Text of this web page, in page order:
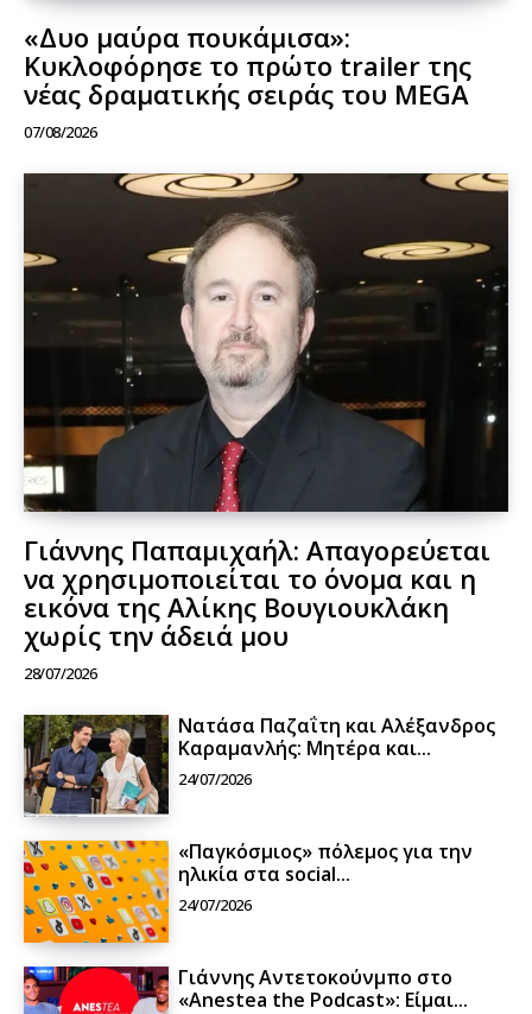
«Δυο μαύρα πουκάμισα»:
Κυκλοφόρησε το πρώτο trailer της
νέας δραματικής σειράς του MEGA
07/08/2026
Γιάννης Παπαμιχαήλ: Απαγορεύεται
να χρησιμοποιείται το όνομα και η
εικόνα της Αλίκης Βουγιουκλάκη
χωρίς την άδειά μου
28/07/2026
Νατάσα Παζαΐτη και Αλέξανδρος
Καραμανλής: Μητέρα και...
24/07/2026
«Παγκόσμιος» πόλεμος για την
ηλικία στα social...
24/07/2026
Γιάννης Αντετοκούνμπο στο
«Anestea the Podcast»: Είμαι...